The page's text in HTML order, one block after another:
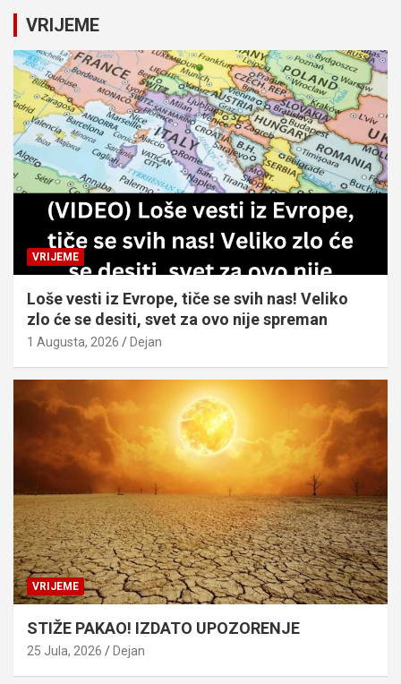
c
VRIJEME
VRIJEME
Loše vesti iz Evrope, tiče se svih nas! Veliko
zlo će se desiti, svet za ovo nije spreman
1 Augusta, 2026 Dejan
VRIJEME
STIŽE PAKAO! IZDATO UPOZORENJE
25 Jula, 2026 Dejan